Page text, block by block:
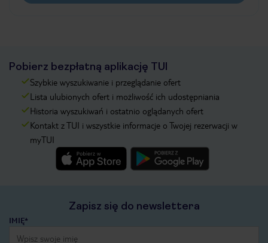
Pobierz bezpłatną aplikację TUI
Szybkie wyszukiwanie i przeglądanie ofert
Lista ulubionych ofert i możliwość ich udostępniania
Historia wyszukiwań i ostatnio oglądanych ofert
Kontakt z TUI i wszystkie informacje o Twojej rezerwacji w
myTUI
Zapisz się do newslettera
IMIĘ*